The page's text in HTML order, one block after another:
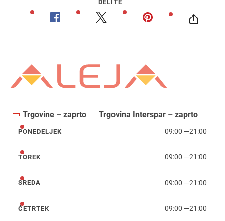
DELITE
Trgovine – zaprto Trgovina Interspar – zaprto
ponedeljek
PONEDELJEK 09:00 —21:00
torek
TOREK 09:00 —21:00
sreda
SREDA 09:00 —21:00
četrtek
ČETRTEK 09:00 —21:00